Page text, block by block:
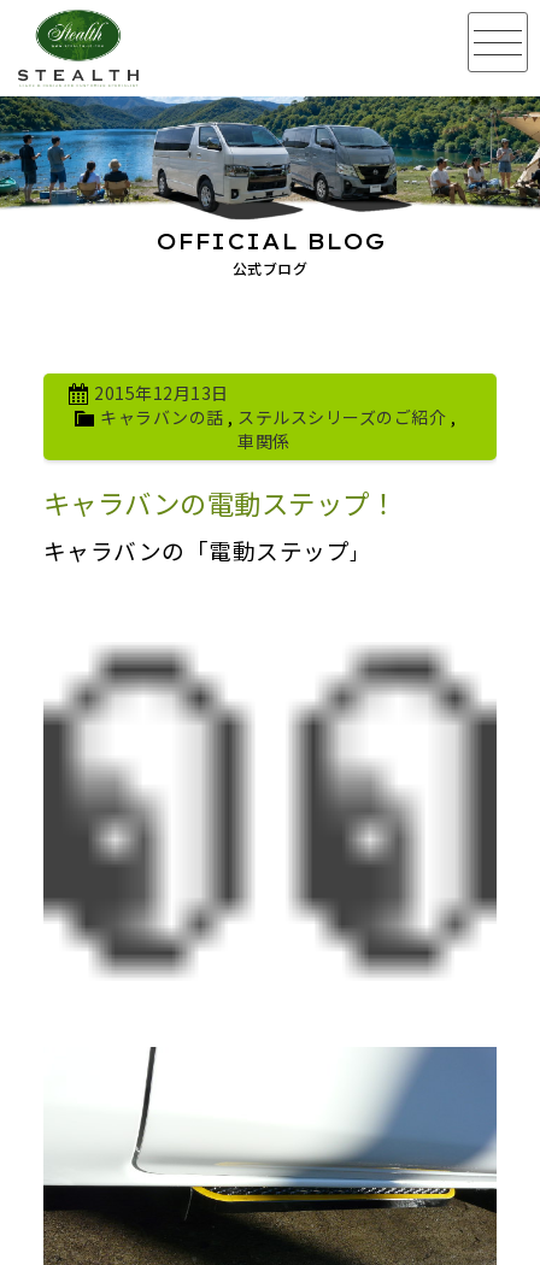
公式ブログ
OFFICIAL BLOG
2015年12月13日
キャラバンの話 , ステルスシリーズのご紹介 ,
車関係
キャラバンの電動ステップ！
キャラバンの「電動ステップ 」